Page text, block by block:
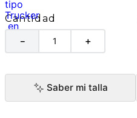
Cantidad
＋
－
Saber mi talla